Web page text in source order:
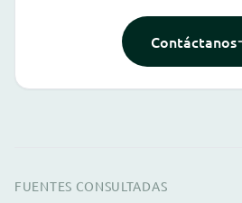
Contáctanos
FUENTES CONSULTADAS